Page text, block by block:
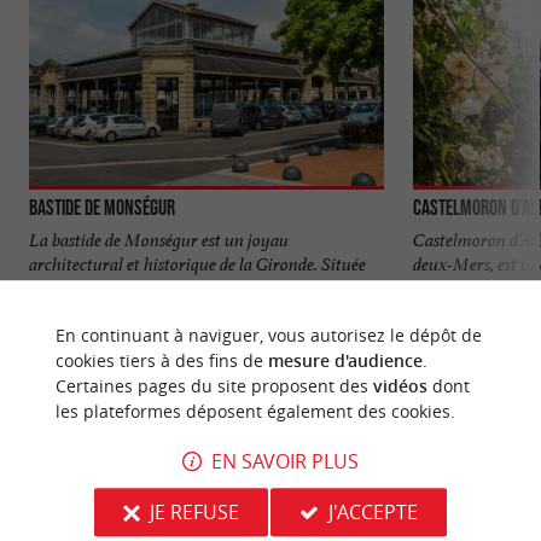
Bastide de Monségur
La bastide de Monségur est un joyau
architectural et historique de la Gironde. Située
dans l’ Entre-deux-Mers, ...
963 m - Monségur
Castelmoron
Castelmoron
deux-Mers, est
genre, qui mérite
7,8 km -
NOUS AVONS TESTÉPOUR VOUS
En continuant à naviguer, vous autorisez le dépôt de
cookies tiers à des fins de mesure d'audience.
Certaines pages du site proposent des vidéosdont
les plateformes déposent également des cookies.
EN SAVOIR PLUS
JE REFUSE
J'ACCEPTE